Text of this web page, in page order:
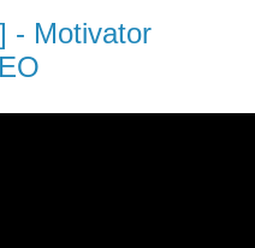
- Motivator